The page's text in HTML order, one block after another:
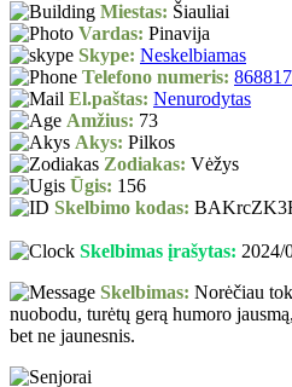
Miestas: Šiauliai
Vardas: Pinavija
Skype: Neskelbiamas
Telefono numeris:
El.paštas: Nenurodytas
Amžius: 73
Akys: Pilkos
Zodiakas: Vėžys
Ūgis: 156
Skelbimo kodas:
Skelbimas įrašytas: 2024/
Skelbimas: Norėčiau
nuobodu, turėtų gerą humoro
bet ne jaunesnis.